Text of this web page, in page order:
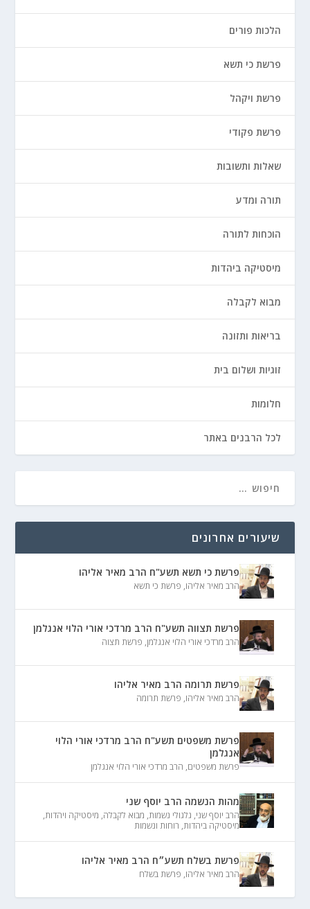
הלכות פורים
פרשת כי תשא
פרשת ויקהל
פרשת פקודי
שאלות ותשובות
תורה ומדע
הוכחות לתורה
מיסטיקה ביהדות
מבוא לקבלה
בריאות ותזונה
זוגיות ושלום בית
חלומות
לכל הרבנים באתר
שיעורים אחרונים
פרשת כי תשא תשע"ח הרב מאיר אליהו
הרב מאיר אליהו, פרשת כי תשא
פרשת תצווה תשע"ח הרב מרדכי אורי הלוי אנגלמן
הרב מרדכי אורי הלוי אנגלמן, פרשת תצוה
פרשת תרומה הרב מאיר אליהו
הרב מאיר אליהו, פרשת תרומה
פרשת משפטים תשע"ח הרב מרדכי אורי הלוי
אנגלמן
פרשת משפטים, הרב מרדכי אורי הלוי אנגלמן
מהות הנשמה הרב יוסף שני
הרב יוסף שני, גלגולי נשמות, מבוא לקבלה, מיסטיקה ויהדות,
מיסטיקה ביהדות, רוחות ונשמות
פרשת בשלח תשע״ח הרב מאיר אליהו
הרב מאיר אליהו, פרשת בשלח